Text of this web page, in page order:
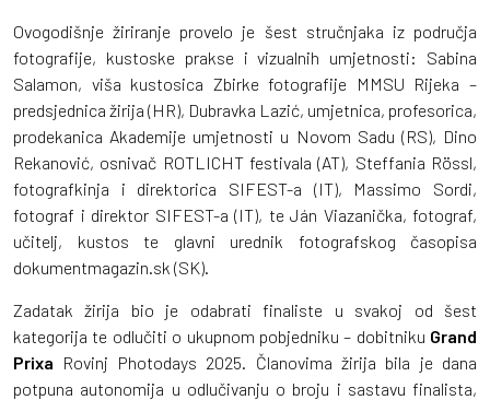
Ovogodišnje žiriranje provelo je šest stručnjaka iz područja
fotografije, kustoske prakse i vizualnih umjetnosti: Sabina
Salamon, viša kustosica Zbirke fotografije MMSU Rijeka –
predsjednica žirija (HR), Dubravka Lazić, umjetnica, profesorica,
prodekanica Akademije umjetnosti u Novom Sadu (RS), Dino
Rekanović, osnivač ROTLICHT festivala (AT), Steffania Rössl,
fotografkinja i direktorica SIFEST-a (IT), Massimo Sordi,
fotograf i direktor SIFEST-a (IT), te Ján Viazanička, fotograf,
učitelj, kustos te glavni urednik fotografskog časopisa
dokumentmagazin.sk (SK).
Zadatak žirija bio je odabrati finaliste u svakoj od šest
kategorija te odlučiti o ukupnom pobjedniku – dobitniku Grand
Prixa Rovinj Photodays 2025. Članovima žirija bila je dana
potpuna autonomija u odlučivanju o broju i sastavu finalista,